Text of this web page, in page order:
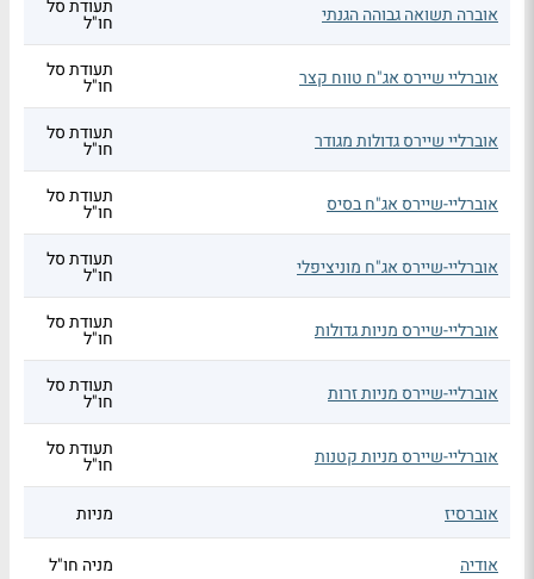
אוברה תשואה גבוהה הגנתי תעודת סל
חו"ל
אוברליי שיירס אג"ח טווח קצר תעודת סל
חו"ל
אוברליי שיירס גדולות מגודר תעודת סל
חו"ל
אוברליי-שיירס אג"ח בסיס תעודת סל
חו"ל
אוברליי-שיירס אג"ח מוניציפלי תעודת סל
חו"ל
אוברליי-שיירס מניות גדולות תעודת סל
חו"ל
אוברליי-שיירס מניות זרות תעודת סל
חו"ל
אוברליי-שיירס מניות קטנות תעודת סל
חו"ל
אוברסיז
מניות
אודיה מניה חו"ל